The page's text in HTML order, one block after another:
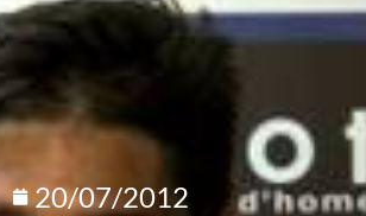
20/07/2012